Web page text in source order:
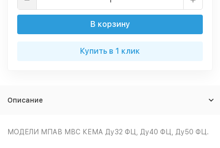
В корзину
Купить в 1 клик
Описание
МОДЕЛИ МПАВ МВС КЕМА Ду32 ФЦ, Ду40 ФЦ, Ду50 ФЦ.